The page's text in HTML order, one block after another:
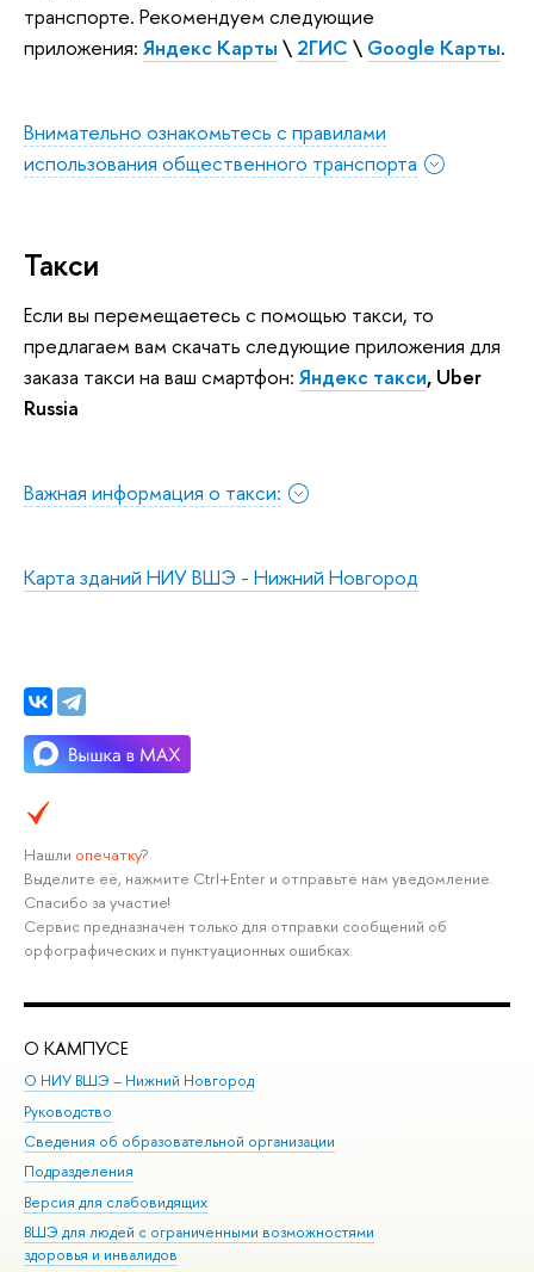
транспорте. Рекомендуем следующие
приложения: Яндекс Карты \ 2ГИС \ Google Карты.
Внимательно ознакомьтесь с правилами
использования общественного транспорта
Такси
Если вы перемещаетесь с помощью такси, то
предлагаем вам скачать следующие приложения для
заказа такси на ваш смартфон: Яндекс такси, Uber
Russia
Важная информация о такси:
Карта зданий НИУ ВШЭ - Нижний Новгород
Нашли опечатку?
Выделите её, нажмите Ctrl+Enter и отправьте нам уведомление.
Спасибо за участие!
Сервис предназначен только для отправки сообщений об
орфографических и пунктуационных ошибках.
О КАМПУСЕ
О НИУ ВШЭ – Нижний Новгород
Руководство
Сведения об образовательной организации
Подразделения
Версия для слабовидящих
ВШЭ для людей с ограниченными возможностями
здоровья и инвалидов